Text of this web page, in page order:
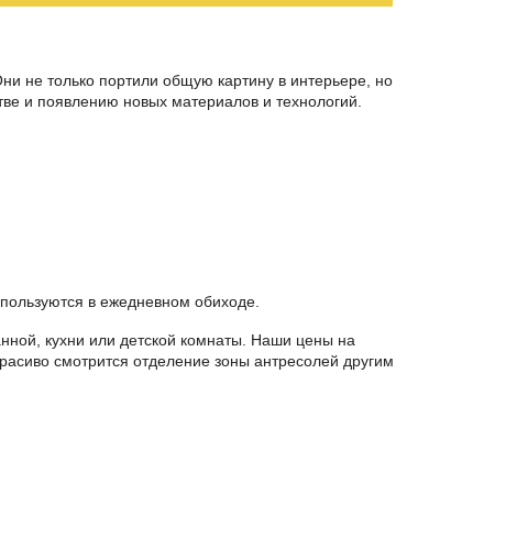
не только портили общую картину в интерьере, но
и появлению новых материалов и технологий.
в ежедневном обиходе.
кухни или детской комнаты. Наши цены на
смотрится отделение зоны антресолей другим